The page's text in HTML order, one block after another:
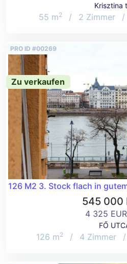
Krisztina
55 m2 / 2 Zimmer /
PRO ID #00269
Zu verkaufen
126 M2 3. Stock flach in
545 000
4 325
FŐ
126 m2 / 4 Zimmer /